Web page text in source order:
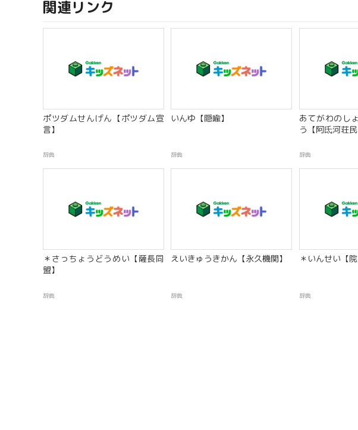
関連リンク
ポツダムせんげん【ポツダム宣
言】
辞典
いんゆ【隠喩】
辞典
あてがわのし
う【阿氐河荘民
辞典
＊さっちょうどうめい【薩長同
盟】
辞典
えいきゅうきかん【永久機関】
辞典
＊いんせい【院
辞典